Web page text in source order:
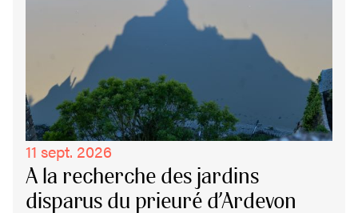
11 sept. 2026
A la recherche des jardins
disparus du prieuré d’Ardevon